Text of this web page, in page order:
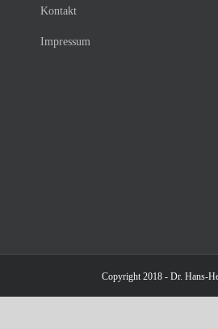
Kontakt
Impressum
Copyright 2018 - Dr. Hans-